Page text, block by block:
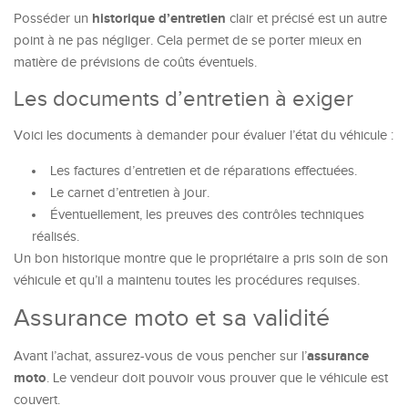
Posséder un historique d’entretien clair et précisé est un autre
point à ne pas négliger. Cela permet de se porter mieux en
matière de prévisions de coûts éventuels.
Les documents d’entretien à exiger
Voici les documents à demander pour évaluer l’état du véhicule :
Les factures d’entretien et de réparations effectuées.
Le carnet d’entretien à jour.
Éventuellement, les preuves des contrôles techniques
réalisés.
Un bon historique montre que le propriétaire a pris soin de son
véhicule et qu’il a maintenu toutes les procédures requises.
Assurance moto et sa validité
Avant l’achat, assurez-vous de vous pencher sur l’assurance
moto. Le vendeur doit pouvoir vous prouver que le véhicule est
couvert.